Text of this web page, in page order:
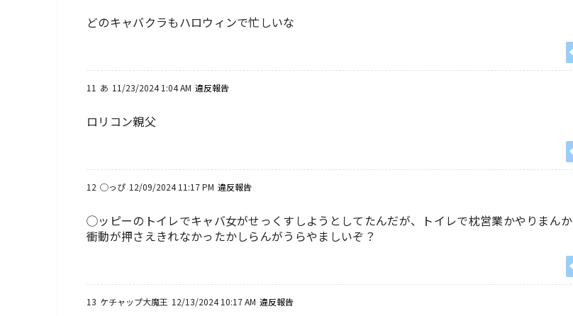
どのキャバクラもハロウィンで忙しいな
11 あ 11/23/2024 1:04 AM 違反報告
ロリコン親父
12 ◯っぴ 12/09/2024 11:17 PM 違反報告
◯ッピーのトイレでキャバ女がせっくすしようとしてたんだが、トイレで枕営業かやりまんか
衝動が押さえきれなかったかしらんがうらやましいぞ？
13 ケチャップ大魔王 12/13/2024 10:17 AM 違反報告